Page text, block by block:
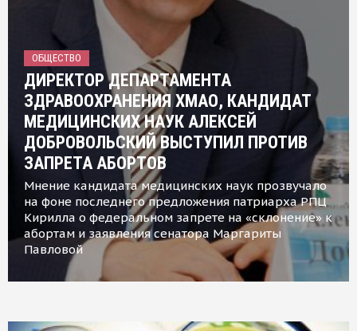
ОБЩЕСТВО
ДИРЕКТОР ДЕПАРТАМЕНТА
ЗДРАВООХРАНЕНИЯ ХМАО, КАНДИДАТ
МЕДИЦИНСКИХ НАУК АЛЕКСЕЙ
ДОБРОВОЛЬСКИЙ ВЫСТУПИЛ ПРОТИВ
ЗАПРЕТА АБОРТОВ
Мнение кандидата медицинских наук прозвучало
на фоне последнего предложения патриарха РПЦ
Кирилла о федеральном запрете на «склонение» к
абортам и заявления сенатора Маргариты
Павловой